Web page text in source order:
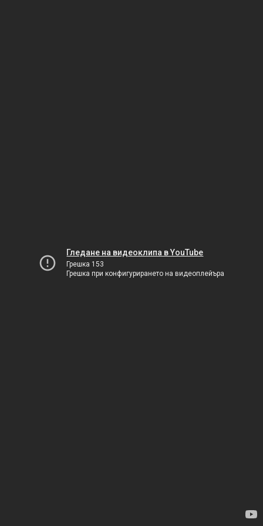
Гледане на видеоклипа в YouTube
Грешка 153
Грешка при конфигурирането на видеоплейъра